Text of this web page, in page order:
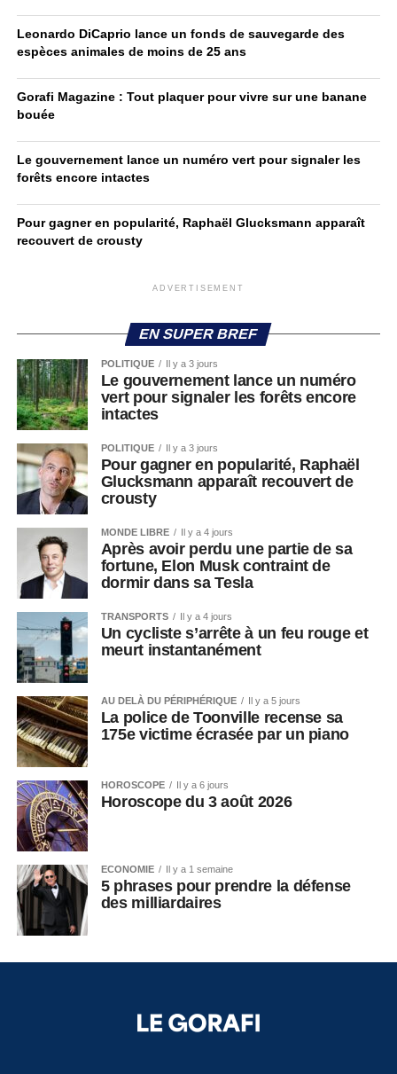
Leonardo DiCaprio lance un fonds de sauvegarde des
espèces animales de moins de 25 ans
Gorafi Magazine : Tout plaquer pour vivre sur une banane
bouée
Le gouvernement lance un numéro vert pour signaler les
forêts encore intactes
Pour gagner en popularité, Raphaël Glucksmann apparaît
recouvert de crousty
ADVERTISEMENT
EN SUPER BREF
POLITIQUE Il y a 3 jours
Le gouvernement lance un numéro
vert pour signaler les forêts encore
intactes
POLITIQUE Il y a 3 jours
Pour gagner en popularité, Raphaël
Glucksmann apparaît recouvert de
crousty
MONDE LIBRE Il y a 4 jours
Après avoir perdu une partie de sa
fortune, Elon Musk contraint de
dormir dans sa Tesla
TRANSPORTS Il y a 4 jours
Un cycliste s’arrête à un feu rouge et
meurt instantanément
AU DELÀ DU PÉRIPHÉRIQUE Il y a 5 jours
La police de Toonville recense sa
175e victime écrasée par un piano
HOROSCOPE Il y a 6 jours
Horoscope du 3 août 2026
ECONOMIE Il y a 1 semaine
5 phrases pour prendre la défense
des milliardaires